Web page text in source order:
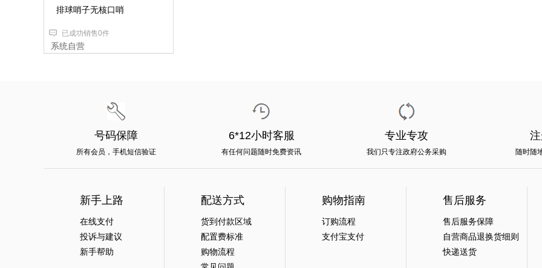
排球哨子无核口哨
已成功销售0件
系统自营
号码保障
所有会员，手机短信验证
6*12小时客服
有任何问题随时免费资讯
专业专攻
我们只专注政府公务采购 随时随
新手上路
在线支付
投诉与建议
新手帮助
配送方式
货到付款区域
配置费标准
购物流程
购物指南
订购流程
支付宝支付
售后服务
售后服务保障
自营商品退换货细则
快递送货